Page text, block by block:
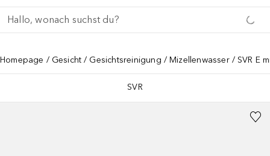
Gehe zurück
Suche ausführen
Homepage Gesicht Gesichtsreinigung Mizellenwasser SVR E
SVR